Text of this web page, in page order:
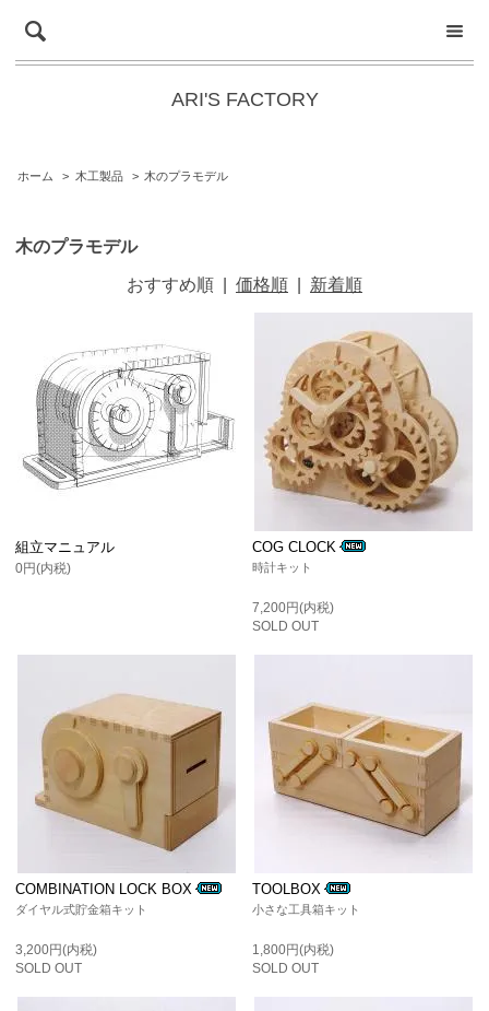
ARI'S FACTORY
ホーム > 木工製品 > 木のプラモデル
木のプラモデル
おすすめ順 価格順 新着順
組立マニュアル
0円(内税)
COG CLOCK
時計キット
7,200円(内税)
SOLD OUT
COMBINATION LOCK BOX
ダイヤル式貯金箱キット
3,200円(内税)
SOLD OUT
TOOLBOX
小さな工具箱キット
1,800円(内税)
SOLD OUT